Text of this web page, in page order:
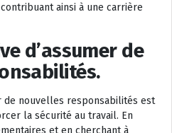
ainsi à une carrière
d’assumer de
de nouvelles responsabilités est
la sécurité au travail. En